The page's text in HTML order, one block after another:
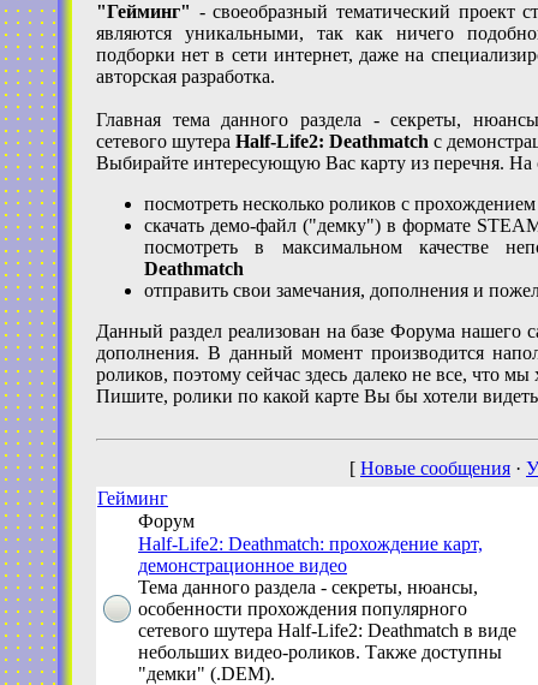
"Гейминг" - своеобразный тематический проект
являются уникальными, так как ничего
подборки нет в сети интернет, даже на
авторская разработка.
Главная тема данного раздела - секреты,
сетевого шутера Half-Life2: Deathmatch с
Выбирайте интересующую Вас карту из перечня.
посмотреть несколько роликов с
скачать демо-файл ("демку") в формате
посмотреть в максимальном качестве
Deathmatch
отправить свои замечания, дополнения и
Данный раздел реализован на базе Форума
дополнения. В данный момент производится
роликов, поэтому сейчас здесь далеко не все, что
Пишите, ролики по какой карте Вы бы хотели
[ Новые сообщения ·
Гейминг
Форум
Half-Life2: Deathmatch: прохождение карт,
демонстрационное видео
Тема данного раздела - секреты, нюансы,
особенности прохождения популярного
сетевого шутера Half-Life2: Deathmatch в виде
небольших видео-роликов. Также доступны
"демки" (.DEM).